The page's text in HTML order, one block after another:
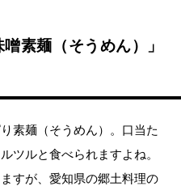
素麺（そうめん）」
素麺（そうめん）。口当た
ツルと食べられますよね。
すが、愛知県の郷土料理の